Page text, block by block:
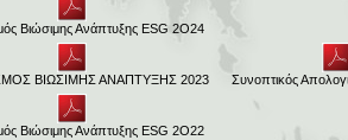
Βιώσιμης Ανάπτυξης ESG 2O24
ΒΙΩΣΙΜΗΣ ΑΝΑΠΤΥΞΗΣ 2023 Συνοπτικός
Βιώσιμης Ανάπτυξης ESG 2O22